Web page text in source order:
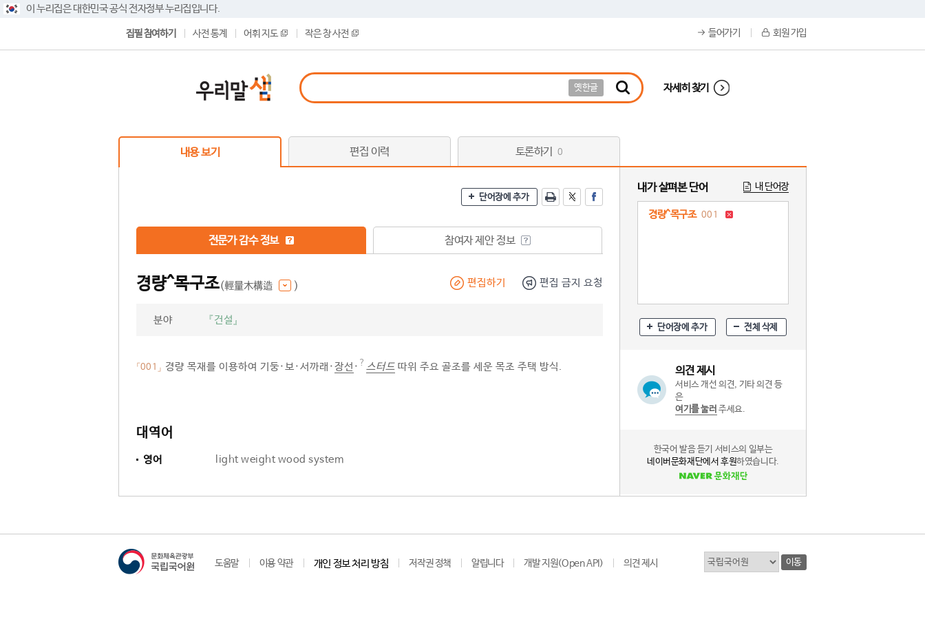
이 누리집은 대한민국 공식 전자정부 누리집입니다.
집필 참여하기 사전 통계 어휘 지도 작은 창 사전 들어가기 회원 가입
옛한글 자세히 찾기
내용 보기 편집 이력 토론하기 0
단어장에 추가
전문가 감수 정보 참여자 제안 정보
경량^목구조(輕量木構造 ) 편집하기 편집 금지 요청
분야 『건설』
「001」 경량 목재를 이용하여 기둥·보·서까래·장선 · 스터드 따위 주요 골조를 세운 목조 주택 방식.
대역어
영어 light weight wood system
내가 살펴본 단어 내 단어장
경량^목구조 001
단어장에 추가 전체 삭제
의견 제시
서비스 개선 의견, 기타 의견 등
은
여기를 눌러 주세요.
한국어 발음 듣기 서비스의 일부는
네이버문화재단에서 후원하였습니다.
도움말 이용 약관 개인 정보 처리 방침 저작권 정책 알립니다 개발 지원(Open API) 의견 제시 이동